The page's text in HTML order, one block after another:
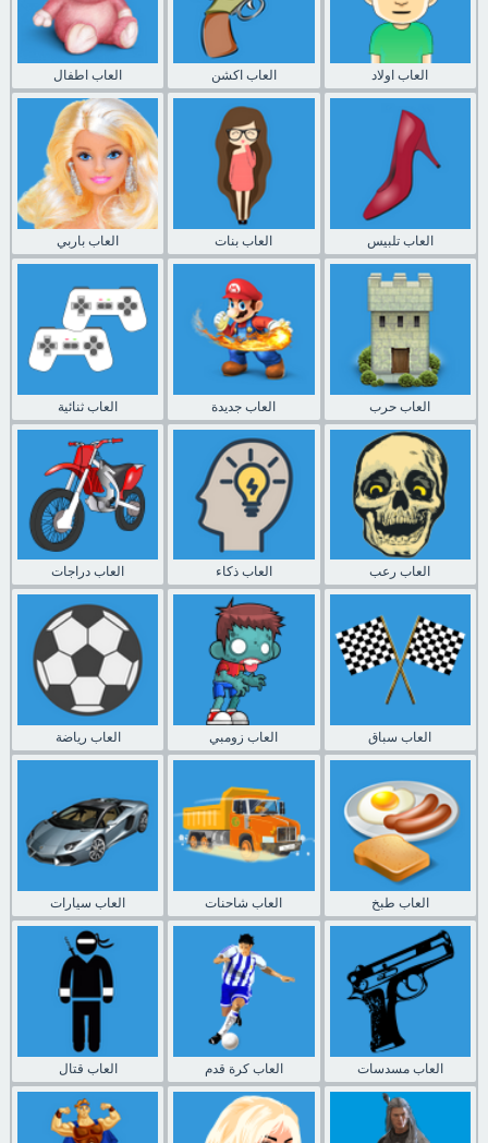
العاب اطفال العاب اكشن العاب اولاد
العاب باربي العاب بنات العاب تلبيس
العاب ثنائية العاب جديدة العاب حرب
العاب دراجات العاب ذكاء العاب رعب
العاب رياضة العاب زومبي العاب سباق
العاب سيارات العاب شاحنات العاب طبخ
العاب قتال العاب كرة قدم العاب مسدسات